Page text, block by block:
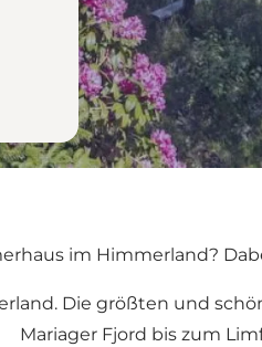
im Himmerland?
Die größten und
Mariager Fjord bis zum